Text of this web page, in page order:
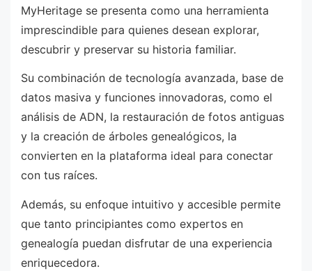
MyHeritage se presenta como una herramienta
imprescindible para quienes desean explorar,
descubrir y preservar su historia familiar.
Su combinación de tecnología avanzada, base de
datos masiva y funciones innovadoras, como el
análisis de ADN, la restauración de fotos antiguas
y la creación de árboles genealógicos, la
convierten en la plataforma ideal para conectar
con tus raíces.
Además, su enfoque intuitivo y accesible permite
que tanto principiantes como expertos en
genealogía puedan disfrutar de una experiencia
enriquecedora.